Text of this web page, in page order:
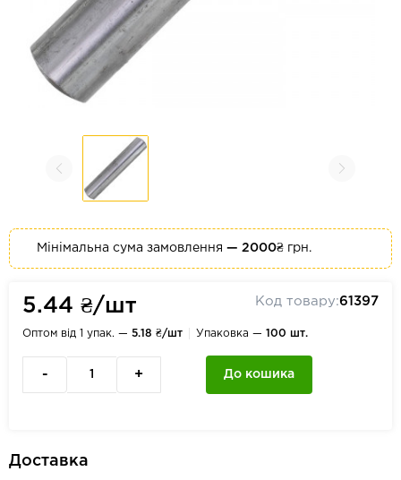
Мінімальна сума замовлення — 2000₴ грн.
5.44 ₴/шт Код товару:61397
Оптом від 1 упак. — 5.18 ₴/шт Упаковка — 100 шт.
- + До кошика
Доставка